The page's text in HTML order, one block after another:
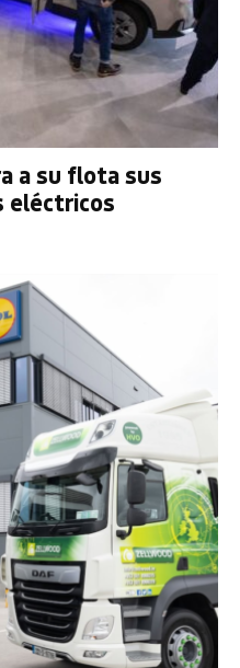
a su flota sus
eléctricos